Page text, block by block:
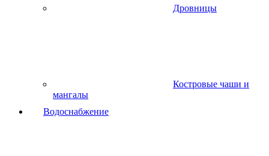
Дровницы
Костровые чаши и
мангалы
Водоснабжение